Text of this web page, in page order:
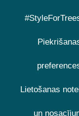
Lietošanas
un